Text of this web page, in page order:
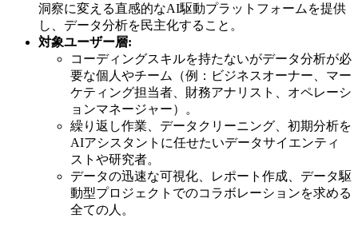
洞察に変える直感的なAI駆動プラットフォームを提供
し、データ分析を民主化すること。
対象ユーザー層:
コーディングスキルを持たないがデータ分析が必
要な個人やチーム（例：ビジネスオーナー、マー
ケティング担当者、財務アナリスト、オペレーシ
ョンマネージャー）。
繰り返し作業、データクリーニング、初期分析を
AIアシスタントに任せたいデータサイエンティ
ストや研究者。
データの迅速な可視化、レポート作成、データ駆
動型プロジェクトでのコラボレーションを求める
全ての人。